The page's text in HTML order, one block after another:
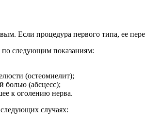
Если процедура первого типа, ее
по следующим показаниям:
(остеомиелит);
болью (абсцесс);
к оголению нерва.
случаях: